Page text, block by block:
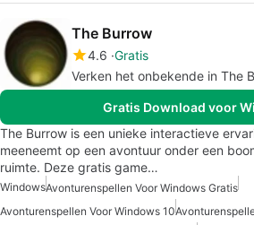
The Burrow
4.6 Gratis
Verken het onbekende in The
Gratis Download voor
The Burrow is een unieke interactieve
meeneemt op een avontuur onder een
ruimte. Deze gratis game…
WindowsAvonturenspellen Voor Windows Gratis
Avonturenspellen Voor Windows 10